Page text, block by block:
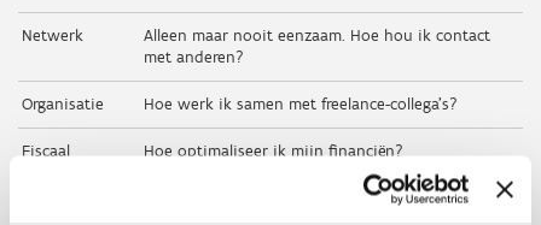
Netwerk
Alleen maar nooit eenzaam. Hoe hou ik contact
met anderen?
Organisatie Hoe werk ik samen met freelance-collega’s?
Fiscaal Hoe optimaliseer ik mijn financiën?
Welke optimalisaties zijn er mogelijk voor mijn